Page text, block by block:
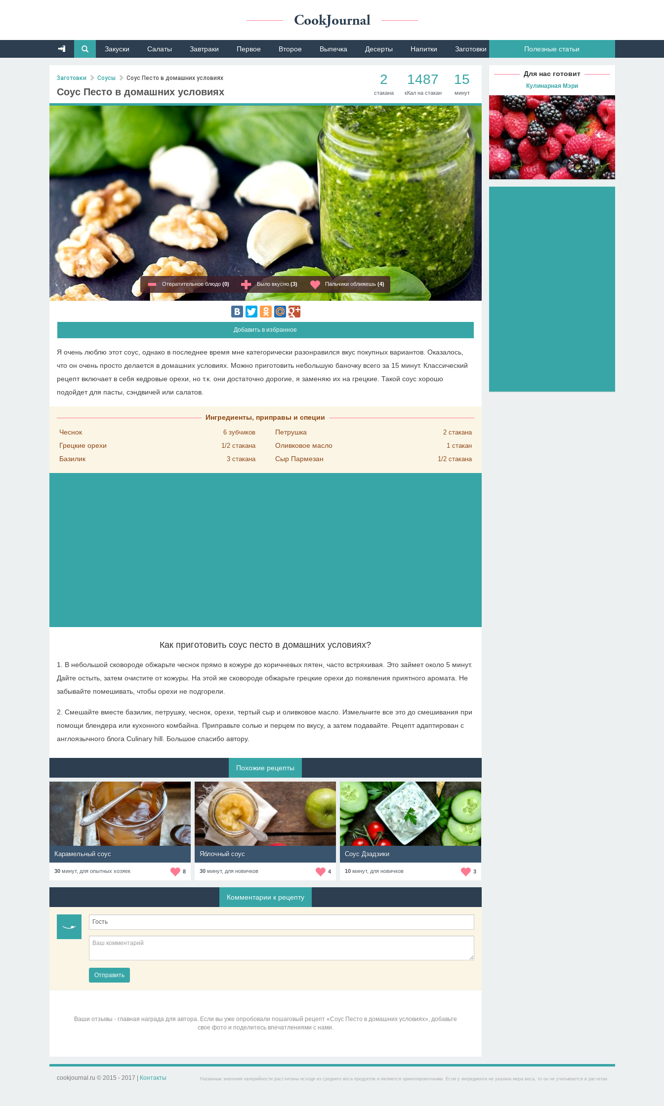
Закуски Салаты Завтраки Первое Второе Выпечка Десерты Напитки Заготовки Полезные статьи
Заготовки Соусы Соус Песто в домашних условиях 2
стакана
1487
кКал на стакан
15
минут
Соус Песто в домашних условиях
Отвратительное блюдо (0) Было вкусно (3) Пальчики оближешь (4)
Добавить в избранное
Я очень люблю этот соус, однако в последнее время мне категорически разонравился вкус покупных вариантов. Оказалось,
что он очень просто делается в домашних условиях. Можно приготовить небольшую баночку всего за 15 минут. Классический
рецепт включает в себя кедровые орехи, но т.к. они достаточно дорогие, я заменяю их на грецкие. Такой соус хорошо
подойдет для пасты, сэндвичей или салатов.
Ингредиенты, приправы и специи
Чеснок
6 зубчиков
Грецкие орехи 1/2 стакана
Базилик 3 стакана
Петрушка 2 стакана
Оливковое масло 1 стакан
Сыр Пармезан 1/2 стакана
Как приготовить соус песто в домашних условиях?
1. В небольшой сковороде обжарьте чеснок прямо в кожуре до коричневых пятен, часто встряхивая. Это займет около 5 минут.
Дайте остыть, затем очистите от кожуры. На этой же сковороде обжарьте грецкие орехи до появления приятного аромата. Не
забывайте помешивать, чтобы орехи не подгорели.
2. Смешайте вместе базилик, петрушку, чеснок, орехи, тертый сыр и оливковое масло. Измельчите все это до смешивания при
помощи блендера или кухонного комбайна. Приправьте солью и перцем по вкусу, а затем подавайте. Рецепт адаптирован с
англоязычного блога Culinary hill. Большое спасибо автору.
Похожие рецепты
Карамельный соус
30минут, для опытных хозяек 8
Яблочный соус
30минут, для новичков 4
Соус Дзадзики
10 минут, для новичков 3
Комментарии к рецепту
Отправить
Ваши отзывы - главная награда для автора. Если вы уже опробовали пошаговый рецепт «Соус Песто в домашних условиях», добавьте
свое фото и поделитесь впечатлениями с нами.
Для нас готовит
Кулинарная Мэри
cookjournal.ru © 2015 - 2017 | Контакты Указанные значения калорийности рассчитаны исходя из среднего веса продуктов и являются ориентировочными. Если у ингредиента не указана мера веса, то он не учитывается в расчетах